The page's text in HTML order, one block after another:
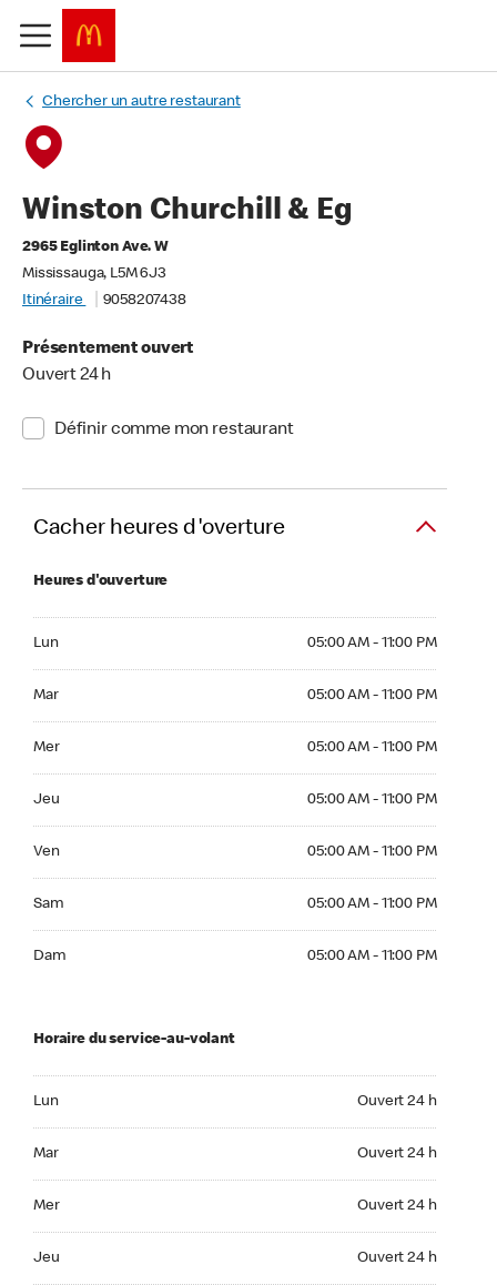
Chercher un autre restaurant
Winston Churchill & Eg
2965 Eglinton Ave. W
Mississauga, L5M 6J3
Itinéraire
9058207438
Présentement ouvert
Ouvert 24 h
Définir comme mon restaurant
Cacher heures d'overture
Heures d'ouverture
Lun 05:00 AM - 11:00 PM
Mar 05:00 AM - 11:00 PM
Mer 05:00 AM - 11:00 PM
Jeu 05:00 AM - 11:00 PM
Ven 05:00 AM - 11:00 PM
Sam 05:00 AM - 11:00 PM
Dam 05:00 AM - 11:00 PM
Horaire du service-au-volant
Lun Ouvert 24 h
Mar Ouvert 24 h
Mer Ouvert 24 h
Jeu Ouvert 24 h